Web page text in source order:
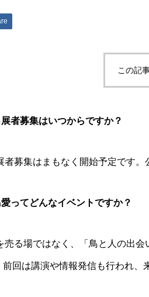
この記
者募集はいつからですか？
者募集はまもなく開始予定です。
ってどんなイベントですか？
売る場ではなく、「鳥と人の出
前回は講演や情報発信も行われ、